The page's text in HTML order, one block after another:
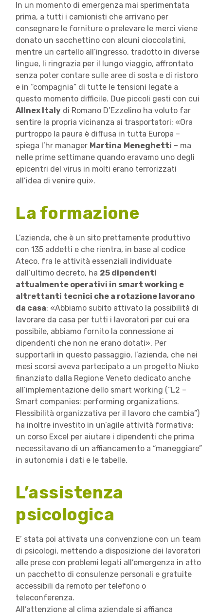
In un momento di emergenza mai sperimentata
prima, a tutti i camionisti che arrivano per
consegnare le forniture o prelevare le merci viene
donato un sacchettino con alcuni cioccolatini,
mentre un cartello all’ingresso, tradotto in diverse
lingue, li ringrazia per il lungo viaggio, affrontato
senza poter contare sulle aree di sosta e di ristoro
e in “compagnia” di tutte le tensioni legate a
questo momento difficile. Due piccoli gesti con cui
Allnex Italy di Romano D’Ezzelino ha voluto far
sentire la propria vicinanza ai trasportatori: «Ora
purtroppo la paura è diffusa in tutta Europa –
spiega l’hr manager Martina Meneghetti – ma
nelle prime settimane quando eravamo uno degli
epicentri del virus in molti erano terrorizzati
all’idea di venire qui».
La formazione
L’azienda, che è un sito prettamente produttivo
con 135 addetti e che rientra, in base al codice
Ateco, fra le attività essenziali individuate
dall’ultimo decreto, ha 25 dipendenti
attualmente operativi in smart working e
altrettanti tecnici che a rotazione lavorano
da casa: «Abbiamo subito attivato la possibilità di
lavorare da casa per tutti i lavoratori per cui era
possibile, abbiamo fornito la connessione ai
dipendenti che non ne erano dotati». Per
supportarli in questo passaggio, l’azienda, che nei
mesi scorsi aveva partecipato a un progetto Niuko
finanziato dalla Regione Veneto dedicato anche
all’implementazione dello smart working (“L2 –
Smart companies: performing organizations.
Flessibilità organizzativa per il lavoro che cambia”)
ha inoltre investito in un’agile attività formativa:
un corso Excel per aiutare i dipendenti che prima
necessitavano di un affiancamento a “maneggiare”
in autonomia i dati e le tabelle.
L’assistenza
psicologica
E’ stata poi attivata una convenzione con un team
di psicologi, mettendo a disposizione dei lavoratori
alle prese con problemi legati all’emergenza in atto
un pacchetto di consulenze personali e gratuite
accessibili da remoto per telefono o
teleconferenza.
All’attenzione al clima aziendale si affianca